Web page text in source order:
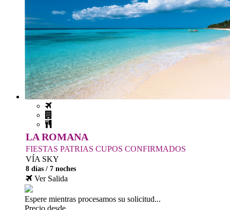
LA ROMANA
FIESTAS PATRIAS CUPOS CONFIRMADOS
VÍA SKY
8 días / 7 noches
Ver Salida
Espere mientras procesamos su solicitud...
Precio desde